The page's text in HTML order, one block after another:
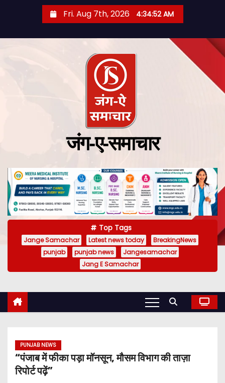
Fri. Aug 7th, 2026 4:34:53 AM
जंग-ए-समाचार
Top Tags
Jange Samachar Latest news today
BreakingNews
punjab
punjab news
Jangesamachar
Jang E Samachar
PUNJAB NEWS
“पंजाब में फीका पड़ा मॉनसून, मौसम विभाग की ताज़ा
रिपोर्ट पढ़ें”